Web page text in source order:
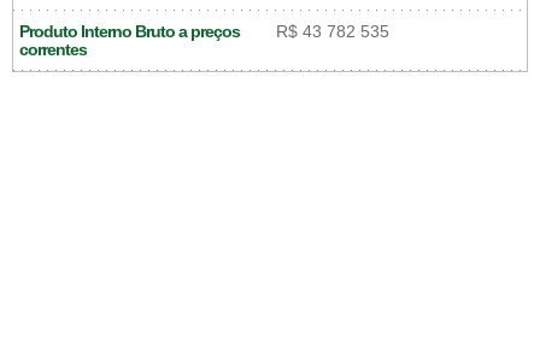
Produto Interno Bruto a preços
correntes
R$ 43 782 535